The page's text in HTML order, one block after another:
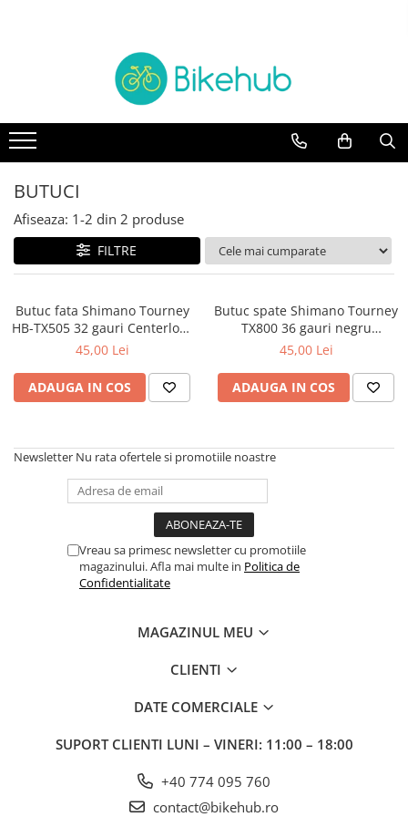
BICICLETE ORAS
MOUNTAIN BIKE
Oras si Fitness
BICICLETE COPII
Road & Gravel
BICICLETE ELECTRICE
Pliabile
manete schimbatore & frane
CABLURI & CAMASI
Cadre si Urechi cadru
Rulmenti
Protectii cadru
Angrenaje
Anvelope & accesorii
Butuci pedalieri
Cuvete
Ghidoane & accesorii
Manete Schimbatoare & Frane
Pinioane
Trainere
Antifurturi
Bidoane & Suporturi
Ciclocomputere/GPS
Cricuri si accesorii
Genti & Borsete
Lumini
Mansoane & Ghidoline
Pedale
Roti ajutatoare
Scaune copii
Suporturi & Standuri
Cotiere & Genunchiere
Incalzitoare
Casti
Caciuli, sepci & bandane
Jachete
Manusi
Ochelari
Pantofi
Sosete
BUTUCI
Afiseaza: 1-2 din 2 produse
FILTRE
Butuc fata Shimano Tourney
HB-TX505 32 gauri Centerlock
Negru (AHBTX505B5) vrac
45,00 Lei
ADAUGA IN COS
Butuc spate Shimano Tourney
TX800 36 gauri negru
(AFHTX800DZS) vrac
45,00 Lei
ADAUGA IN COS
Newsletter Nu rata ofertele si promotiile noastre
Vreau sa primesc newsletter cu promotiile
magazinului. Afla mai multe in Politica de
Confidentialitate
MAGAZINUL MEU
CLIENTI
DATE COMERCIALE
SUPORT CLIENTI LUNI – VINERI: 11:00 – 18:00
+40 774 095 760
contact@bikehub.ro